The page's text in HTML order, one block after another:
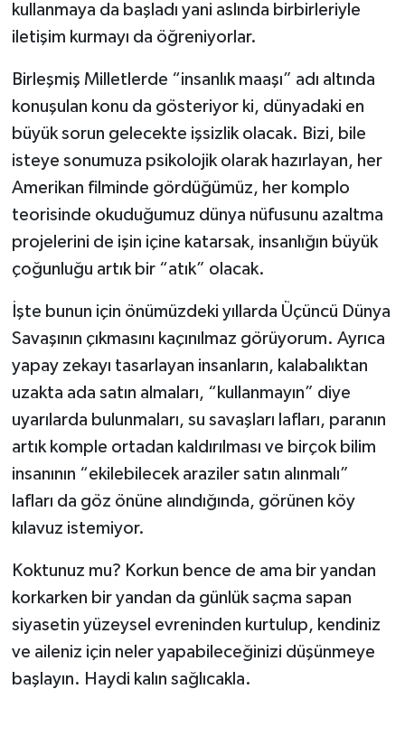
kullanmaya da başladı yani aslında birbirleriyle
iletişim kurmayı da öğreniyorlar.
Birleşmiş Milletlerde “insanlık maaşı” adı altında
konuşulan konu da gösteriyor ki, dünyadaki en
büyük sorun gelecekte işsizlik olacak. Bizi, bile
isteye sonumuza psikolojik olarak hazırlayan, her
Amerikan filminde gördüğümüz, her komplo
teorisinde okuduğumuz dünya nüfusunu azaltma
projelerini de işin içine katarsak, insanlığın büyük
çoğunluğu artık bir “atık” olacak.
İşte bunun için önümüzdeki yıllarda Üçüncü Dünya
Savaşının çıkmasını kaçınılmaz görüyorum. Ayrıca
yapay zekayı tasarlayan insanların, kalabalıktan
uzakta ada satın almaları, “kullanmayın” diye
uyarılarda bulunmaları, su savaşları lafları, paranın
artık komple ortadan kaldırılması ve birçok bilim
insanının “ekilebilecek araziler satın alınmalı”
lafları da göz önüne alındığında, görünen köy
kılavuz istemiyor.
Koktunuz mu? Korkun bence de ama bir yandan
korkarken bir yandan da günlük saçma sapan
siyasetin yüzeysel evreninden kurtulup, kendiniz
ve aileniz için neler yapabileceğinizi düşünmeye
başlayın. Haydi kalın sağlıcakla.